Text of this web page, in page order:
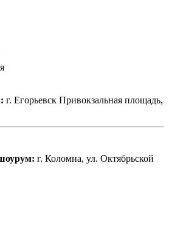
г. Егорьевск Привокзальная площадь,
г. Коломна, ул. Октябрьской